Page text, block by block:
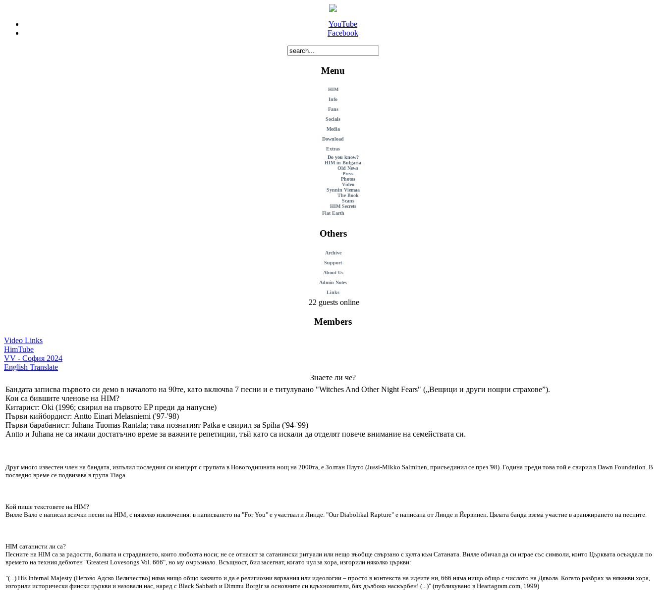
YouTube
Facebook
Menu
HIM
Info
Fans
Socials
Media
Download
Extras
Do you know?
HIM in Bulgaria
Old News
Press
Photos
Video
Synnin Viemaa
The Book
Scans
HIM Secrets
Flat Earth
Others
Archive
Support
About Us
Admin Notes
Links
22 guests online
Members
Video Links
HimTube
VV - София 2024
English Translate
Знаете ли че?
Бандата записва първото си демо в началото на 90те, като включва 7 песни и е титулувано "Witches And Other Night Fears" („Вещици и други нощни страхове”).
Кои са бившите членове на HIM?
Китарист: Oki (1996; свирил на първото EP преди да напусне)
Първи кийбордист: Antto Einari Melasniemi ('97-'98)
Първи барабанист: Juhana Tuomas Rantala; така познатият Patka е свирил за Spiha ('94-'99)
Antto и Juhana не са имали достатъчно време за важните репетиции, тъй като са искали да отделят повече внимание на семействата си.
Друг много известен член на бандата, изпълил последния си концерт с групата в Новогодишната нощ на 2000та, е Золтан Плуто (Jussi-Mikko Salminen, присъединил се през '98). Година преди това той е свирил в Dawn Foundation. В
последно време се подвизава в група Tiaga.
Кой пише текстовете на HIM?
Вилле Валo е написал всички песни на HIM, с няколко изключения: в написването на "For You" е участвал и Линдe. "Our Diabolikal Rapture" е написана от Линдe и Йервинен. Цялата банда взема участие в аранжирането на песните.
HIM сатанисти ли са?
Песните на HIM са за радостта, болката и страданието, които любовта носи; не се отнасят за сатанински ритуали или нещо въобще свързано с култа към Сатаната. Виллe обичал да си играе със символи, които Църквата осъждала по
времето на техния дебютен "Greatest Lovesongs Vol. 666", но му омръзнало. Всъщност, бил засегнат, когато чул за хора, изгорили няколко църкви:
"(...) His Infernal Majesty (Негово Адско Величество) няма нищо общо каквито и да е религиозни вярвания или идеологии – просто в контекста на идеите ни, 666 няма нищо общо с числото на Дявола. Когато разбрах за някакви хора,
изгорили исторически фински църкви и назовали нас, наред с Black Sabbath и Dimmu Borgir за основните си вдъхновители, бях дълбоко наскърбен! (...)" (публикувано в Heartagram.com, 1999)